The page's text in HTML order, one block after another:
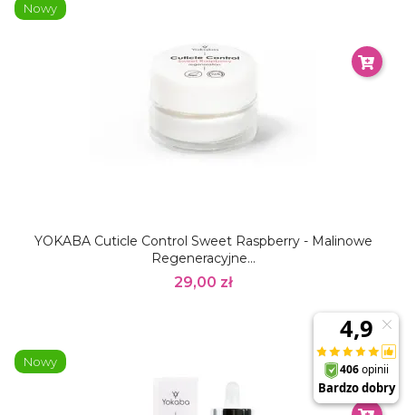
YOKABA Cuticle Control Sweet Raspberry - Malinowe
Regeneracyjne...
29,00 zł
Nowy
Nowy